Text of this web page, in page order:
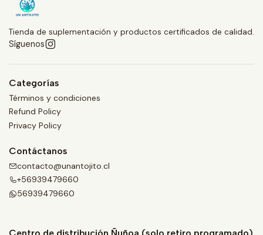
Tienda de suplementación y productos certificados de calidad.
Síguenos
Categorías
Términos y condiciones
Refund Policy
Privacy Policy
Contáctanos
contacto@unantojito.cl
+56939479660
56939479660